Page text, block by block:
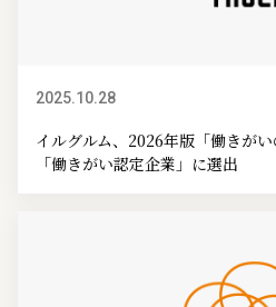
2025.10.28
イルグルム、2026年版「働きが
「働きがい認定企業」に選出